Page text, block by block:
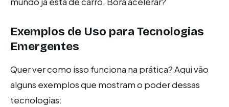
Exemplos de Uso para Tecnologias
Emergentes
Quer ver como isso funciona na prática? Aqui vão
alguns exemplos que mostram o poder dessas
tecnologias: